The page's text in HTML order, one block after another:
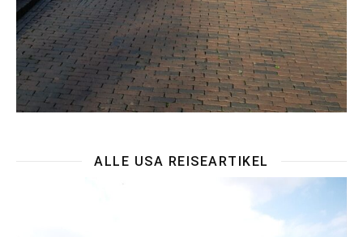
ALLE USA REISEARTIKEL